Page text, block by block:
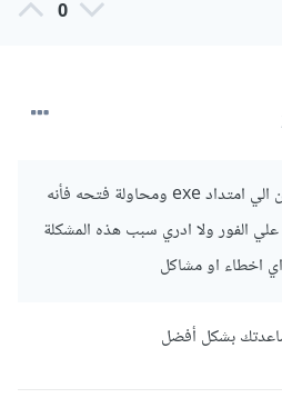
0
بعد تحويل احد ملفات بايثون الي امتداد exe ومحاولة فتحه فأنه
الفور ولا ادري سبب هذه المشكلة
بشكل أفضل